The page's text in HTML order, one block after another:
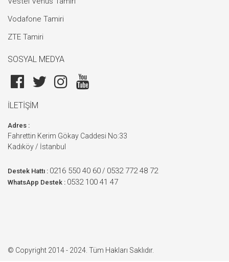
Vodafone Tamiri
ZTE Tamiri
SOSYAL MEDYA
İLETİŞİM
Adres :
Fahrettin Kerim Gökay Caddesi No:33
Kadıköy / İstanbul
Destek Hattı : 0216 550 40 60 / 0532 772 48 72
WhatsApp Destek : 0532 100 41 47
© Copyright 2014 - 2024. Tüm Hakları Saklıdır.